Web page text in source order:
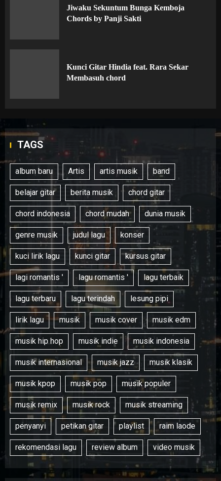
Jiwaku Sekuntum Bunga Kemboja
Chords by Panji Sakti
Kunci Gitar Hindia feat. Rara Sekar
Membasuh chord
TAGS
album baru Artis artis musik band
belajar gitar berita musik chord gitar
chord indonesia chord mudah dunia musik
genre musik judul lagu konser
kuci lirik lagu kunci gitar kursus gitar
lagi romantis ' lagu romantis ' lagu terbaik
lagu terbaru lagu terindah lesung pipi
lirik lagu musik musik cover musik edm
musik hip hop musik indie musik indonesia
musik internasional musik jazz musik klasik
musik kpop musik pop musik populer
musik remix musik rock musik streaming
penyanyi petikan gitar playlist raim laode
rekomendasi lagu review album video musik